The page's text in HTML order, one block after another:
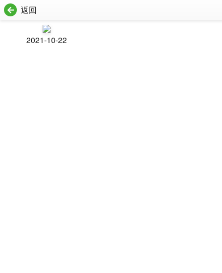
返回
2021-10-22